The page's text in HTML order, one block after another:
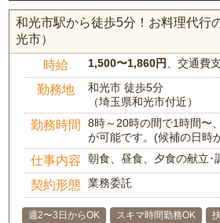
和光市駅から徒歩5分！お料理代行
光市）
時給 1,500〜1,860円、交通費
勤務地
和光市 徒歩5分
（埼玉県和光市付近）
勤務時間
8時～20時の間で1時間〜
が可能です。(候補の日時
仕事内容 朝食、昼食、夕食の献立･
契約形態 業務委託
週2〜3日からOK スキマ時間勤務OK